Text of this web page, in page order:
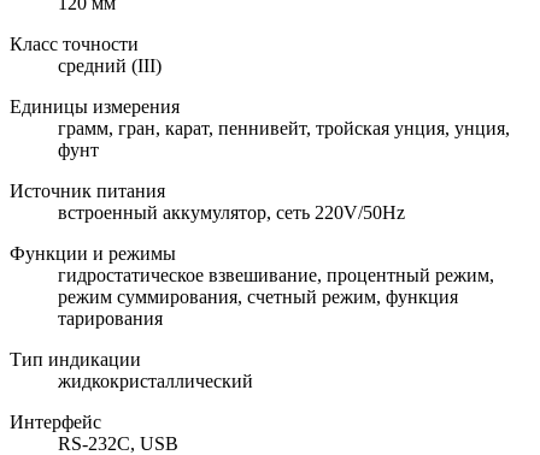
Класс точности
средний (III)
Единицы измерения
грамм, гран, карат, пеннивейт, тройская унция, унция,
фунт
Источник питания
встроенный аккумулятор, сеть 220V/50Hz
Функции и режимы
гидростатическое взвешивание, процентный режим,
режим суммирования, счетный режим, функция
тарирования
Тип индикации
жидкокристаллический
Интерфейс
RS-232C, USB